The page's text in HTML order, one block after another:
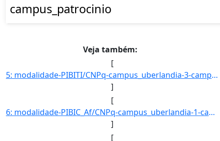
campus_patrocinio
Veja também:
[
5: modalidade-PIBITI/CNPq-campus_uberlandia-3-campus_uberaba-8-campus_ituiutaba-0-campus_patos_de_minas]
]
[
6: modalidade-PIBIC_Af/CNPq-campus_uberlandia-1-campus_uberaba-1-campus_ituiutaba-0-campus_patos_de_min]
]
[